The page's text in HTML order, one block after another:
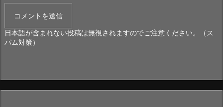
日本語が含まれない投稿は無視されますのでご注意ください。（ス
パム対策）